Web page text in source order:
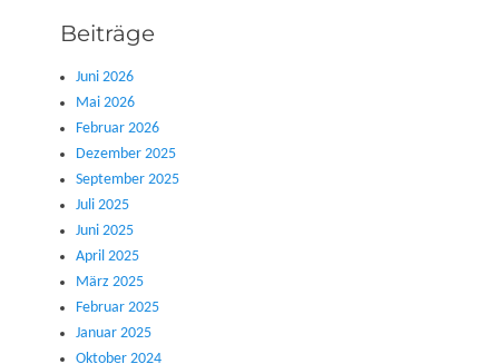
Beiträge
Juni 2026
Mai 2026
Februar 2026
Dezember 2025
September 2025
Juli 2025
Juni 2025
April 2025
März 2025
Februar 2025
Januar 2025
Oktober 2024